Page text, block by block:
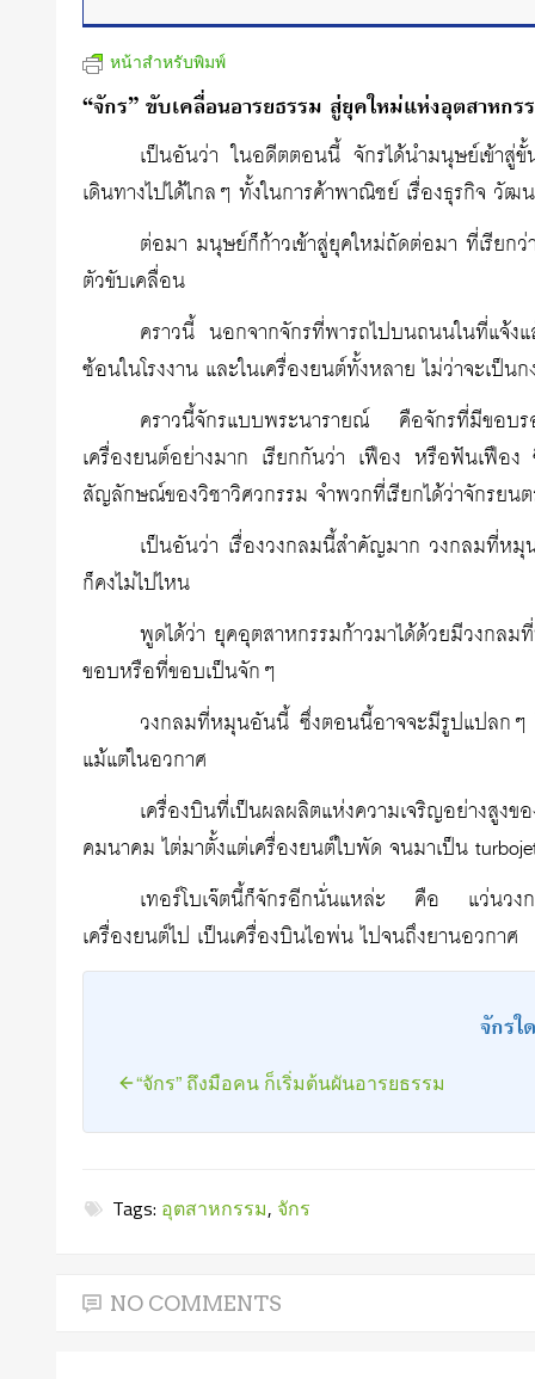
หน้าสำหรับพิมพ์
“จักร” ขับเคลื่อนอารยธรรม สู่ยุคใหม่แห่งอุตสาหกร
เป็นอันว่า ในอดีตตอนนี้ จักรได้นำมนุษย์เข้า
เดินทางไปได้ไกลๆ ทั้งในการค้าพาณิชย์ เรื่องธุรกิจ วั
ต่อมา มนุษย์ก็ก้าวเข้าสู่ยุคใหม่ถัดต่อมา ที่เรียก
ตัวขับเคลื่อน
คราวนี้ นอกจากจักรที่พารถไปบนถนนในที่แจ้
ซ้อนในโรงงาน และในเครื่องยนต์ทั้งหลาย ไม่ว่าจะเป็
คราวนี้จักรแบบพระนารายณ์ คือจักรที่มีขอบ
เครื่องยนต์อย่างมาก เรียกกันว่า เฟือง หรือฟันเฟือ
สัญลักษณ์ของวิชาวิศวกรรม จำพวกที่เรียกได้ว่าจักรยน
เป็นอันว่า เรื่องวงกลมนี้สำคัญมาก วงกลมที่ห
ก็คงไม่ไปไหน
พูดได้ว่า ยุคอุตสาหกรรมก้าวมาได้ด้วยมีวงกล
ขอบหรือที่ขอบเป็นจักๆ
วงกลมที่หมุนอันนี้ ซึ่งตอนนี้อาจจะมีรูปแปลกๆ
แม้แต่ในอวกาศ
เครื่องบินที่เป็นผลผลิตแห่งความเจริญอย่างสู
คมนาคม ไต่มาตั้งแต่เครื่องยนต์ใบพัด จนมาเป็น
เทอร์โบเจ๊ตนี้ก็จักรอีกนั่นแหล่ะ คือ แว่นวงก
เครื่องยนต์ไป เป็นเครื่องบินไอพ่น ไปจนถึงยานอวกาศ
จักร
“จักร” ถึงมือคน ก็เริ่มต้นผันอารยธรรม
Tags: อุตสาหกรรม, จักร
NO COMMENTS